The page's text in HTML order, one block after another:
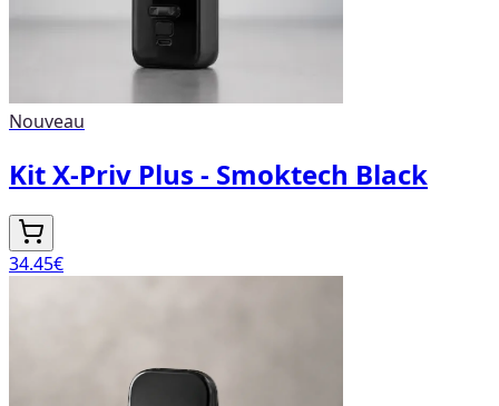
Nouveau
Kit X-Priv Plus - Smoktech Black
34.45€